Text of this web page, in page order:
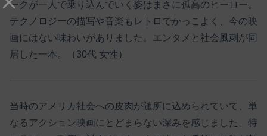
ークが一人で乗り込んでいく姿はまさに孤高のヒーロー。
テクノロジーの描写や音楽もレトロでかっこよく、今の映
画にはない味わいがありました。エンタメと社会風刺が同
居した一本。（30代 女性）
当時のアメリカ社会への皮肉が随所に込められていて、単
なるアクション映画にとどまらない深みを感じました。特